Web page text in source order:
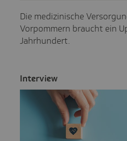
Die medizinische
Vorpommern braucht ein
Jahrhundert.
Inter­view